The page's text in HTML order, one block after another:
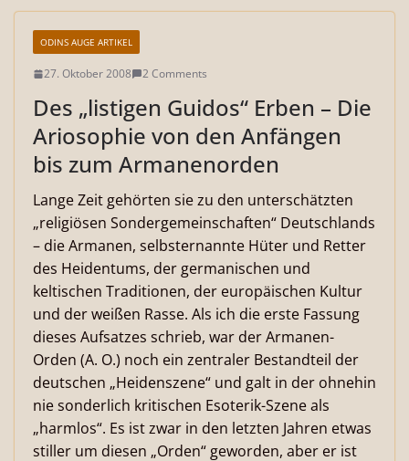
ODINS AUGE ARTIKEL
27. Oktober 2008 2 Comments
Des „listigen Guidos“ Erben – Die
Ariosophie von den Anfängen
bis zum Armanenorden
Lange Zeit gehörten sie zu den unterschätzten
„religiösen Sondergemeinschaften“ Deutschlands
– die Armanen, selbsternannte Hüter und Retter
des Heidentums, der germanischen und
keltischen Traditionen, der europäischen Kultur
und der weißen Rasse. Als ich die erste Fassung
dieses Aufsatzes schrieb, war der Armanen-
Orden (A. O.) noch ein zentraler Bestandteil der
deutschen „Heidenszene“ und galt in der ohnehin
nie sonderlich kritischen Esoterik-Szene als
„harmlos“. Es ist zwar in den letzten Jahren etwas
stiller um diesen „Orden“ geworden, aber er ist